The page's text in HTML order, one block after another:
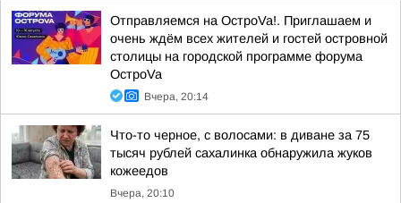
Отправляемся на ОстроVa!. Приглашаем и
очень ждём всех жителей и гостей островной
столицы на городской программе форума
ОстроVa
Вчера, 20:14
Что-то черное, с волосами: в диване за 75
тысяч рублей сахалинка обнаружила жуков
кожеедов
Вчера, 20:10